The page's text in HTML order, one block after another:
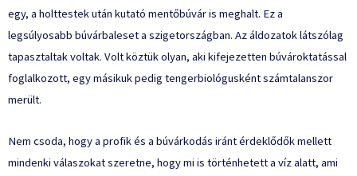
egy, a holttestek után kutató mentőbúvár is meghalt. Ez a
legsúlyosabb búvárbaleset a szigetországban. Az áldozatok látszólag
tapasztaltak voltak. Volt köztük olyan, aki kifejezetten búvároktatással
foglalkozott, egy másikuk pedig tengerbiológusként számtalanszor
merült.
Nem csoda, hogy a profik és a búvárkodás iránt érdeklődők mellett
mindenki válaszokat szeretne, hogy mi is történhetett a víz alatt, ami